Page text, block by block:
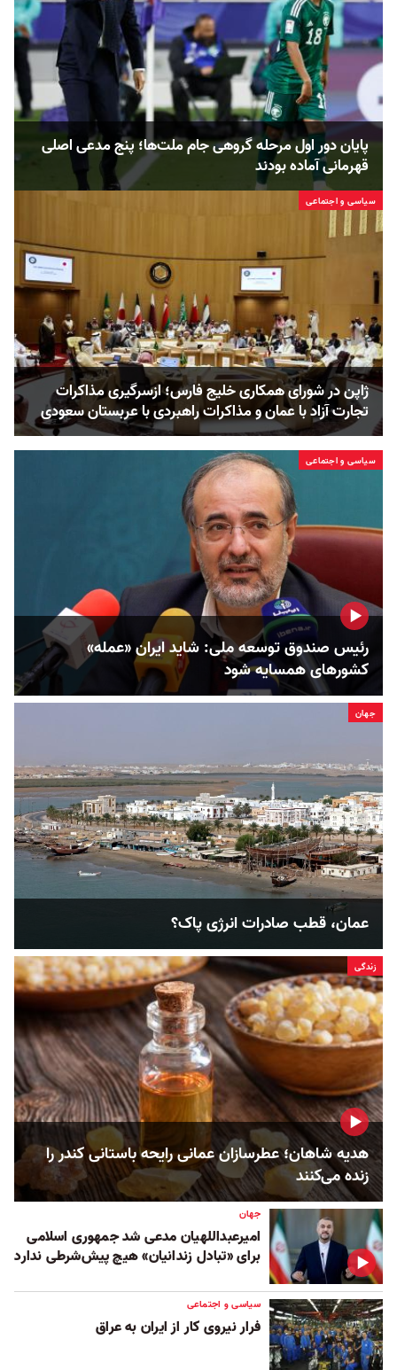
پایان دور اول مرحله گروهی جام ملت‌ها؛ پنج مدعی اصلی
قهرمانی آماده بودند
سیاسی و اجتماعی
ژاپن در شورای همکاری خلیج فارس؛ ازسرگیری مذاکرات
تجارت آزاد با عمان و مذاکرات راهبردی با عربستان سعودی
سیاسی و اجتماعی
رئیس صندوق توسعه ملی: شاید ایران «عمله»
کشورهای همسایه شود
جهان
عمان، قطب‌ صادرات انرژی پاک؟
زندگی
هدیه شاهان؛ عطر‌سازان عمانی رایحه باستانی کندر را
زنده می‌کنند
جهان
امیرعبداللهیان مدعی شد جمهوری اسلامی
برای «تبادل زندانیان» هیچ پیش‌شرطی ندارد
سیاسی و اجتماعی
فرار نیروی کار از ایران به عراق